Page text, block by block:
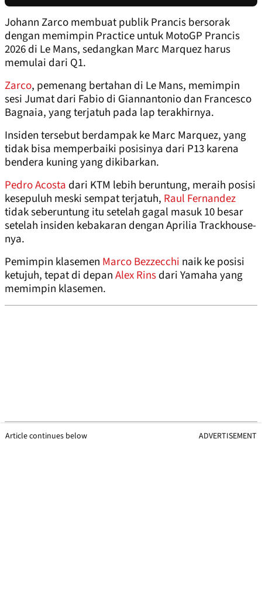
Johann Zarco membuat publik Prancis bersorak
dengan memimpin Practice untuk MotoGP Prancis
2026 di Le Mans, sedangkan Marc Marquez harus
memulai dari Q1.
Zarco, pemenang bertahan di Le Mans, memimpin
sesi Jumat dari Fabio di Giannantonio dan Francesco
Bagnaia, yang terjatuh pada lap terakhirnya.
Insiden tersebut berdampak ke Marc Marquez, yang
tidak bisa memperbaiki posisinya dari P13 karena
bendera kuning yang dikibarkan.
Pedro Acosta dari KTM lebih beruntung, meraih posisi
kesepuluh meski sempat terjatuh, Raul Fernandez
tidak seberuntung itu setelah gagal masuk 10 besar
setelah insiden kebakaran dengan Aprilia Trackhouse-
nya.
Pemimpin klasemen Marco Bezzecchi naik ke posisi
ketujuh, tepat di depanAlex Rinsdari Yamaha yang
memimpin klasemen.
Article continues below ADVERTISEMENT